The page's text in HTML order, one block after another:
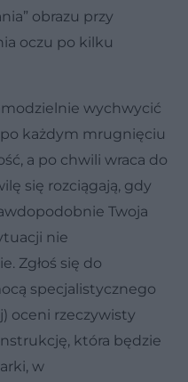
obrazu przy
oczu po kilku
wychwycić
po każdym mrugnięciu
a po chwili wraca do
się rozciągają, gdy
Twoja
nie
Zgłoś się do
specjalistycznego
oceni rzeczywisty
która będzie
w